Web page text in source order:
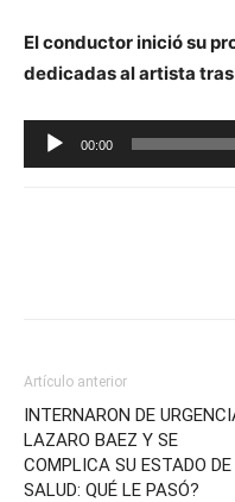
El conductor inició su
dedicadas al artista
Reproductor
de
00:00
Artículo anterior
INTERNARON DE
LAZARO BAEZ Y SE
COMPLICA SU ESTADO DE
SALUD: QUÉ LE PASÓ?